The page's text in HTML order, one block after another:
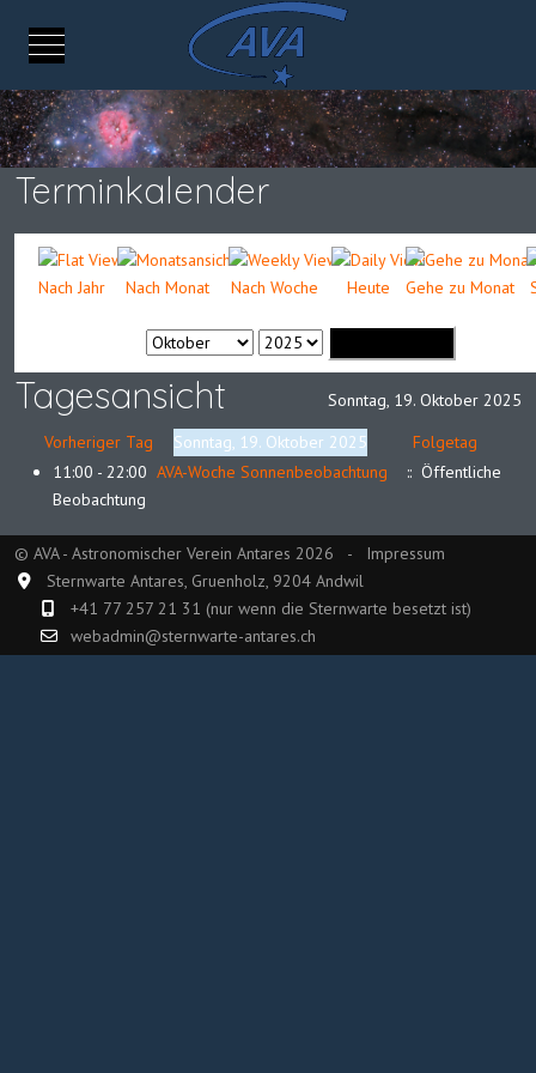
Mobile Menu Toggle
Terminkalender
Nach Jahr Nach Monat Nach Woche Heute Gehe zu Monat
Tagesansicht
Sonntag, 19. Oktober 2025
Vorheriger Tag
Sonntag, 19. Oktober 2025
Folgetag
11:00 - 22:00 AVA-Woche Sonnenbeobachtung
:: Öffentliche
Beobachtung
© AVA - Astronomischer Verein Antares 2026 -
Impressum
Sternwarte Antares, Gruenholz, 9204 Andwil
+41 77 257 21 31 (nur wenn die Sternwarte besetzt ist)
webadmin@sternwarte-antares.ch